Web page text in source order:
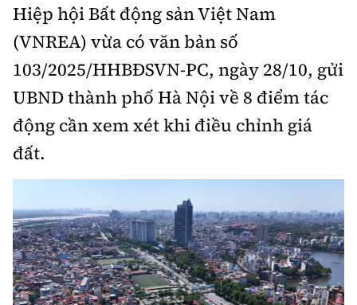
Nhà ở xã hội
Góc cư dân
Kiến trúc phong thủy
Tư vấn
Video
Multimedia
Emagazine
Photo
Infographic
Sách Vận tải Sách Nhà thầu
Hiệp hội Bất động sản Việt Nam
(VNREA) vừa có văn bản số
103/2025/HHBĐSVN-PC, ngày 28/10, gửi
UBND thành phố Hà Nội về 8 điểm tác
động cần xem xét khi điều chỉnh giá
đất.